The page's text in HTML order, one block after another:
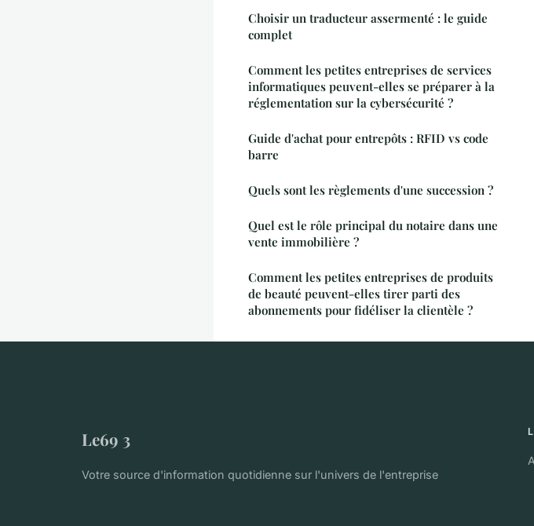
Choisir un traducteur assermenté : le guide
complet
Comment les petites entreprises de services
informatiques peuvent-elles se préparer à la
réglementation sur la cybersécurité ?
Guide d'achat pour entrepôts : RFID vs code
barre
Quels sont les règlements d'une succession ?
Quel est le rôle principal du notaire dans une
vente immobilière ?
Comment les petites entreprises de produits
de beauté peuvent-elles tirer parti des
abonnements pour fidéliser la clientèle ?
Le69 3
Votre source d'information quotidienne sur l'univers de l'entreprise